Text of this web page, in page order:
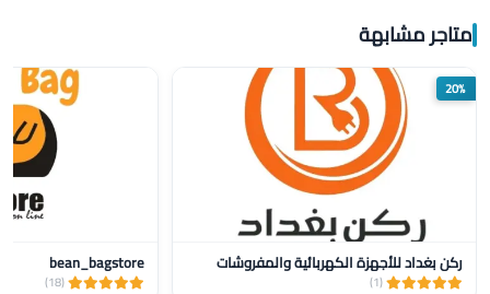
متاجر مشابهة
20%
ركن بغداد للأجهزة الكهربائية والمفروشات
(1)
bean_bagstore
(18)